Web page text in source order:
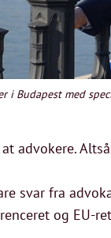
i Budapest med
advokere.
svar fra
og EU-